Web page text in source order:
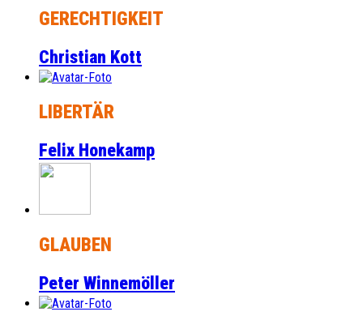
GERECHTIGKEIT
Christian Kott
LIBERTÄR
Felix Honekamp
GLAUBEN
Peter Winnemöller